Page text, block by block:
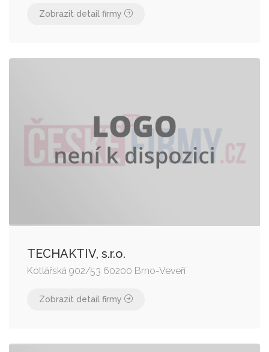
Zobrazit detail firmy
TECHAKTIV, s.r.o.
Kotlářská 902/53 60200 Brno-Veveří
Zobrazit detail firmy